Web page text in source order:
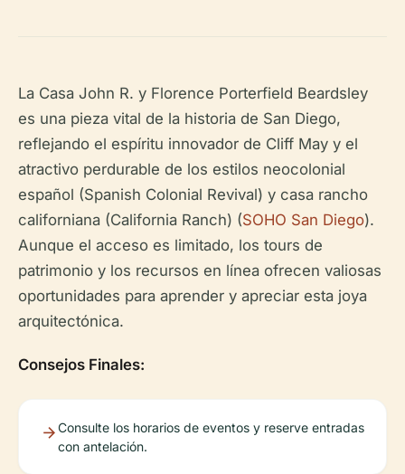
La Casa John R. y Florence Porterfield Beardsley
es una pieza vital de la historia de San Diego,
reflejando el espíritu innovador de Cliff May y el
atractivo perdurable de los estilos neocolonial
español (Spanish Colonial Revival) y casa rancho
californiana (California Ranch) (SOHO San Diego).
Aunque el acceso es limitado, los tours de
patrimonio y los recursos en línea ofrecen valiosas
oportunidades para aprender y apreciar esta joya
arquitectónica.
Consejos Finales:
Consulte los horarios de eventos y reserve entradas
con antelación.